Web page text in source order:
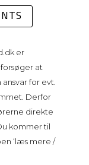
er
at
for evt.
Derfor
direkte
kommer til
‘læs mere /